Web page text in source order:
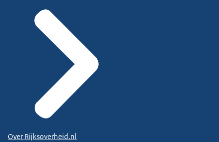
Over Rijksoverheid.nl